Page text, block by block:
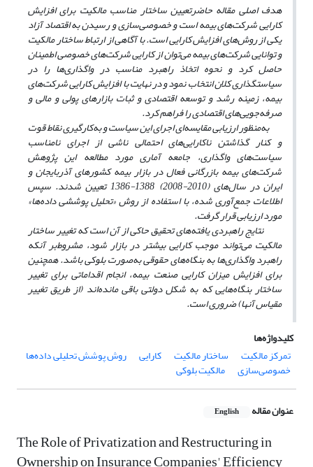
هدف اصلی مقاله حاضرتعیین ساختار مناسب مالکیت برای افزایش
کارایی شرکت‌های بیمه است و خصوصی‌سازی و رسیدن به اقتصاد آزاد
یکی از روش‌های افزایش کارایی است. با آگاهی از ارتباط ساختار مالکیت
و توانایی شرکت‌های بیمه می‌توان از کارایی شرکت‌های خصوصی اطمینان
حاصل کرد و نحوه اتخاذ راهبرد مناسب در واگذاری‌ها را در
سیاستگذاری کلان انتخاب نمود و در نهایت با افزایش کارایی شرکت‌های
بیمه، زمینه رشد و توسعه اقتصادی و ثبات بازارهای پولی و مالی و
صرفه‌جویی‌های اقتصادی را فراهم کرد.
به‌منظور ارزیابی مقایسه‌ای اجرای این سیاست و به‌کار‌گیری نقاط قوت
و کنار گذاشتن نا‌کارایی‌های احتمالی ناشی از اجرای نامناسب
سیاست‌های واگذاری، جامعه آماری مورد مطالعه این پژوهش
شرکت‌های بیمه بازرگانی فعال در بازار بیمه کشورهای آذربایجان و
ایران در سال‌های (2010-2008) 1388-1386 تعیین شدند. سپس
اطلاعات جمع‌آوری شده‌، با استفاده از روش «تحلیل پوششی داده‌ها»
مورد ارزیابی قرار گرفت.
نتایج راهبردی یافته‌های تحقیق حاکی از آن است که تغییر ساختار
مالکیت می‌تواند موجب کارایی بیشتر در بازار شود، مشروط‌بر آنکه
راهبرد واگذاری‌ها به بنگاه‌های حقوقی به‌صورت بلوکی باشد. همچنین
برای افزایش میزان کارایی صنعت بیمه، انجام اقداماتی برای تغییر
ساختار بنگاه‌هایی که به شکل دولتی باقی مانده‌اند (از طریق تغییر
مقیاس آنها) ضروری است.
کلیدواژه‌ها
تمرکز مالکیت
ساختار مالکیت کارایی روش پوشش تحلیلی داده‌ها
خصوصی‌سازی مالکیت بلوکی
عنوان مقاله English
The Role of Privatization and Restructuring in